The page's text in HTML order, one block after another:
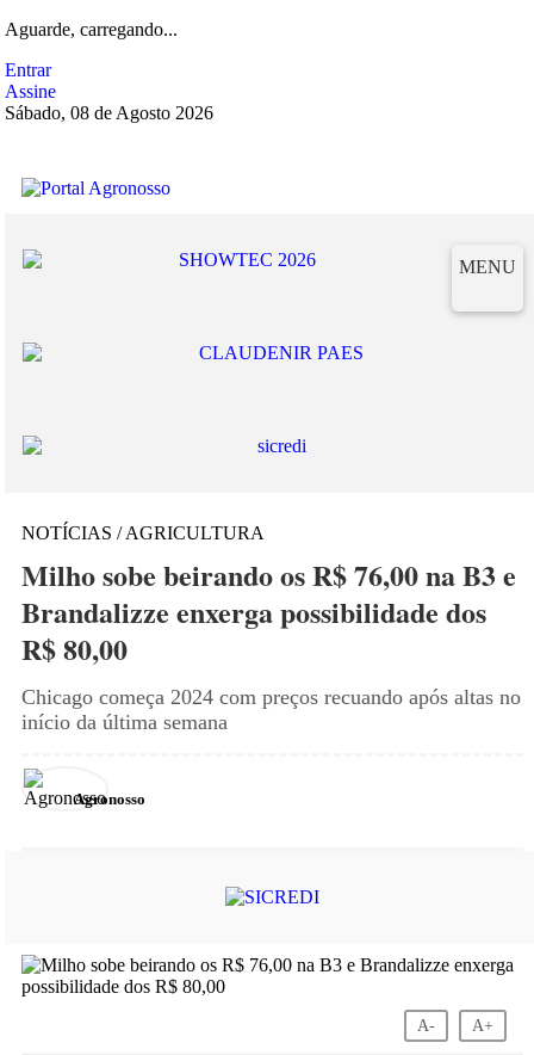
Aguarde, carregando...
Entrar
Assine
Sábado, 08 de Agosto 2026
MENU
NOTÍCIAS / AGRICULTURA
Milho sobe beirando os R$ 76,00 na B3 e
Brandalizze enxerga possibilidade dos
R$ 80,00
Chicago começa 2024 com preços recuando após altas no
início da última semana
Agronosso
A- A+